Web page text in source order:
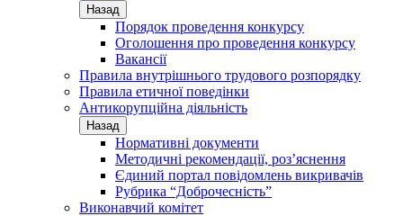
Назад
Порядок проведення конкурсу
Оголошення про проведення конкурсу
Вакансії
Правила внутрішнього трудового розпорядку
Правила етичної поведінки
Антикорупційна діяльність
Назад
Нормативні документи
Методичні рекомендації, роз’яснення
Єдиний портал повідомлень викривачів
Рубрика “Доброчесність”
Виконавчий комітет